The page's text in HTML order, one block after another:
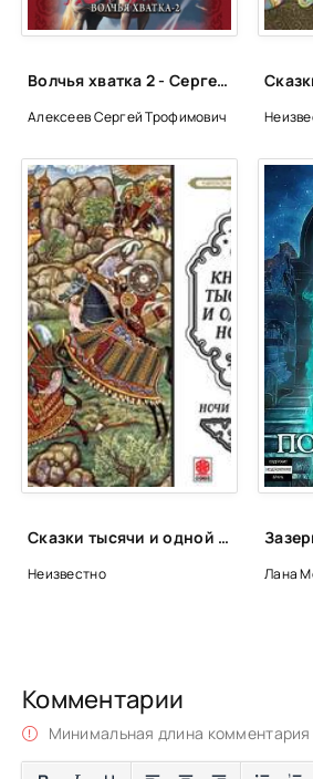
Волчья хватка 2 - Сергей Алексеев
Алексеев Сергей Трофимович
Сказки тысячи и одной ночи. Ночи 918-968
Неизвестно Лана
Комментарии
Минимальная длина комментария